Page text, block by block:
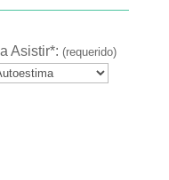
Asistir*: (requerido)